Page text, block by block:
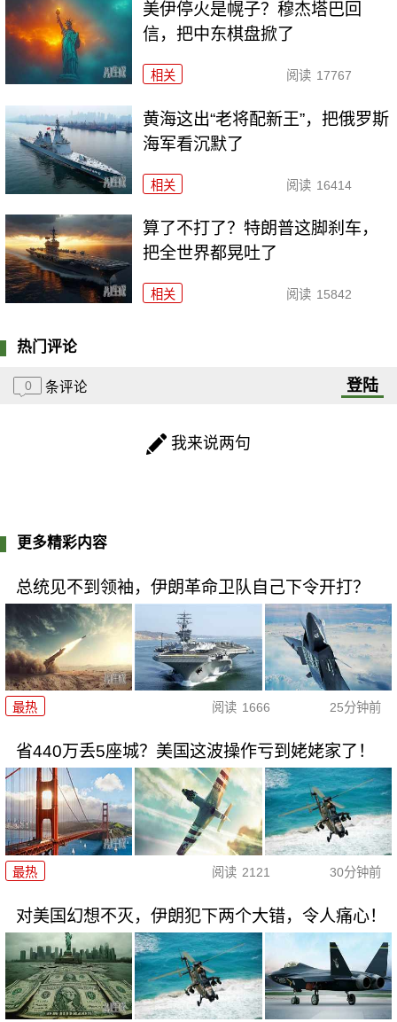
美伊停火是幌子？穆杰塔巴回
信，把中东棋盘掀了
相关 阅读 17767
黄海这出“老将配新王”，把俄罗斯
海军看沉默了
相关 阅读 16414
算了不打了？特朗普这脚刹车，
把全世界都晃吐了
相关 阅读 15842
热门评论
0 条评论 登陆
我来说两句
更多精彩内容
总统见不到领袖，伊朗革命卫队自己下令开打？
最热 阅读 1666 25分钟前
省440万丢5座城？美国这波操作亏到姥姥家了！
最热 阅读 2121 30分钟前
对美国幻想不灭，伊朗犯下两个大错，令人痛心！